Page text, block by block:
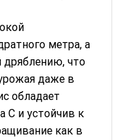
метра, а
дряблению, что
даже в
обладает
С и устойчив к
как в